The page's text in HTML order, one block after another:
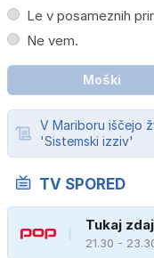
Le v posameznih
Ne vem.
Moški
V Mariboru iščejo
'Sistemski izziv'
TV SPORED
Tukaj zdaj
21.30 -